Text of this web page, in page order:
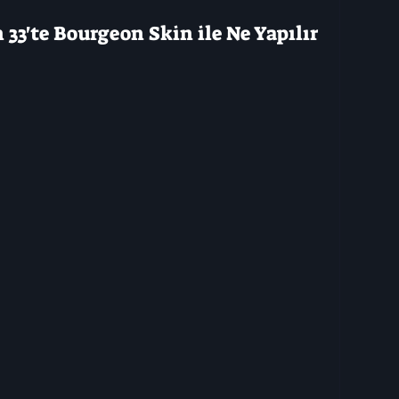
Bourgeon Skin ile Ne Yapılır